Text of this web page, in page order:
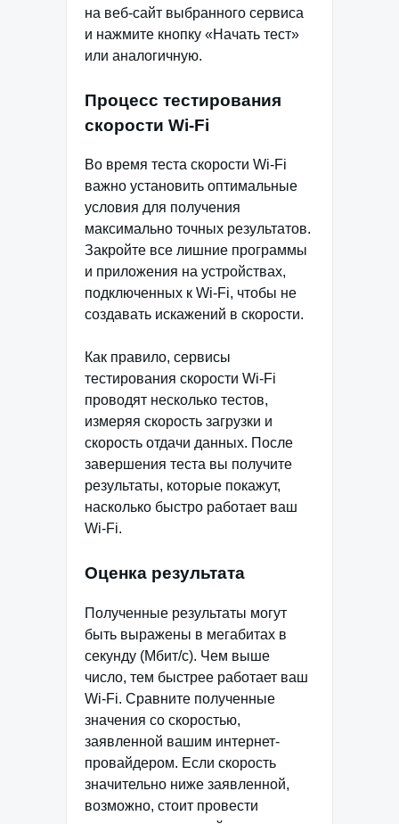
на веб-сайт выбранного сервиса
и нажмите кнопку «Начать тест»
или аналогичную.
Процесс тестирования
скорости Wi-Fi
Во время теста скорости Wi-Fi
важно установить оптимальные
условия для получения
максимально точных результатов.
Закройте все лишние программы
и приложения на устройствах,
подключенных к Wi-Fi, чтобы не
создавать искажений в скорости.
Как правило, сервисы
тестирования скорости Wi-Fi
проводят несколько тестов,
измеряя скорость загрузки и
скорость отдачи данных. После
завершения теста вы получите
результаты, которые покажут,
насколько быстро работает ваш
Wi-Fi.
Оценка результата
Полученные результаты могут
быть выражены в мегабитах в
секунду (Мбит/с). Чем выше
число, тем быстрее работает ваш
Wi-Fi. Сравните полученные
значения со скоростью,
заявленной вашим интернет-
провайдером. Если скорость
значительно ниже заявленной,
возможно, стоит провести